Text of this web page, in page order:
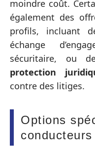
moindre coût.
également des
profils, incluant
échange
sécuritaire, ou
protection
contre des litiges.
Options